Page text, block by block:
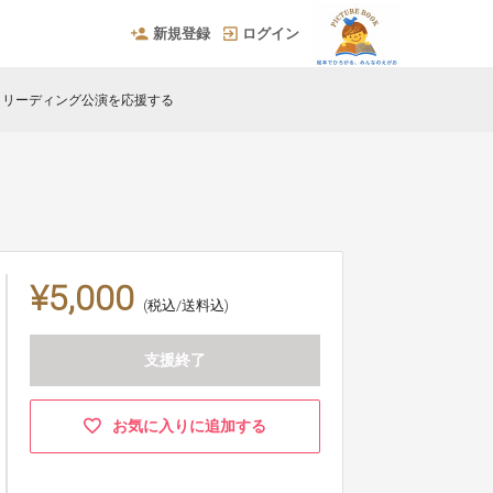
新規登録 ログイン
ーディング公演を応援する
¥5,000 (税込/送料込)
支援終了
お気に入りに追加する